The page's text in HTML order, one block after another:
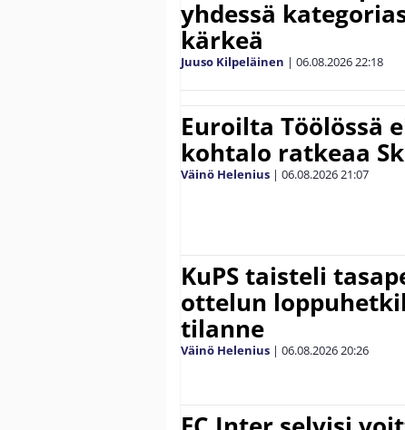
yhdessä
kärkeä
Juuso Kilpeläinen | 06.08.202622:18
Euroilta Töölössä
kohtalo ratkeaa
Väinö Helenius | 06.08.202621:07
KuPS taisteli
ottelun
tilanne
Väinö Helenius | 06.08.202620:26